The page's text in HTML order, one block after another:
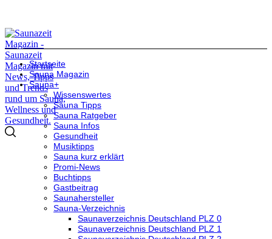
Startseite
Sauna Magazin
Sauna+
Wissenswertes
Sauna Tipps
Sauna Ratgeber
Sauna Infos
Gesundheit
Musiktipps
Sauna kurz erklärt
Promi-News
Buchtipps
Gastbeitrag
Saunahersteller
Sauna-Verzeichnis
Saunaverzeichnis Deutschland PLZ 0
Saunaverzeichnis Deutschland PLZ 1